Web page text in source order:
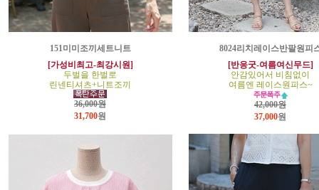
151미미조끼세트니트
[가성비최고-최강시원]
두벌을 한벌로
린넨티셔츠+니트조끼
36,000원
31,700원
8024리치레이스반팔원피
[반응굿-여름여신무드]
안감있어서 비침없이
여름엔 레이스원피스~
42,000원
37,000원